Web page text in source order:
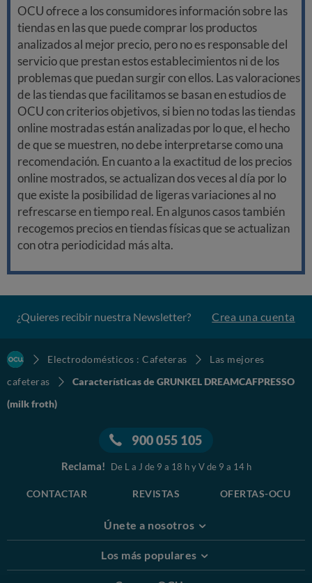
OCU ofrece a los consumidores información sobre las
tiendas en las que puede comprar los productos
analizados al mejor precio, pero no es responsable del
servicio que prestan estos establecimientos ni de los
problemas que puedan surgir con ellos. Las valoraciones
de las tiendas que facilitamos se basan en estudios de
OCU con criterios objetivos, si bien no todas las tiendas
online mostradas están analizadas por lo que, el hecho
de que se muestren, no debe interpretarse como una
recomendación. En cuanto a la exactitud de los precios
online mostrados, se actualizan dos veces al día por lo
que existe la posibilidad de ligeras variaciones al no
refrescarse en tiempo real. En algunos casos también
recogemos precios en tiendas físicas que se actualizan
con otra periodicidad más alta.
¿Quieres recibir nuestra Newsletter? Crea una cuenta
Electrodomésticos : Cafeteras
Las mejores
cafeteras
Características de GRUNKEL DREAMCAFPRESSO
(milk froth)
900 055 105
Reclama! De L a J de 9 a 18 h y V de 9 a 14 h
CONTACTAR REVISTAS OFERTAS-OCU
Únete a nosotros
Los más populares